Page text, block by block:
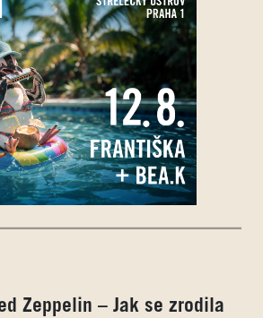
Zeppelin – Jak se zrodila